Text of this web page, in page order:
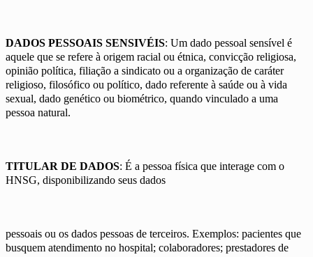
DADOS PESSOAIS SENSIVÉIS: Um dado pessoal sensível é
aquele que se refere à origem racial ou étnica, convicção religiosa,
opinião política, filiação a sindicato ou a organização de caráter
religioso, filosófico ou político, dado referente à saúde ou à vida
sexual, dado genético ou biométrico, quando vinculado a uma
pessoa natural.
TITULAR DE DADOS: É a pessoa física que interage com o
HNSG, disponibilizando seus dados
pessoais ou os dados pessoas de terceiros. Exemplos: pacientes que
busquem atendimento no hospital; colaboradores; prestadores de